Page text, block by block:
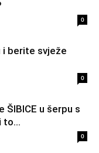
0
i berite svježe
0
ŠIBICE u šerpu s
to...
0